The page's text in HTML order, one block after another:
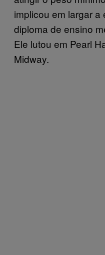
implicou em largar a
diploma de ensino
Ele lutou em Pearl
Midway.